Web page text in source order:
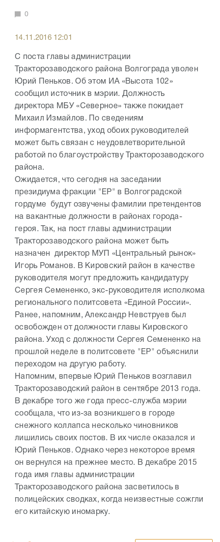
0
14.11.2016 12:01
С поста главы администрации
Тракторозаводского района Волгограда уволен
Юрий Пеньков. Об этом ИА «Высота 102»
сообщил источник в мэрии. Должность
директора МБУ «Северное» также покидает
Михаил Измайлов. По сведениям
информагентства, уход обоих руководителей
может быть связан с неудовлетворительной
работой по благоустройству Тракторозаводского
района.
Ожидается, что сегодня на заседании
президиума фракции "ЕР" в Волгоградской
гордуме будут озвучены фамилии претендентов
на вакантные должности в районах города-
героя. Так, на пост главы администрации
Тракторозаводского района может быть
назначен директор МУП «Центральный рынок»
Игорь Романов. В Кировский район в качестве
руководителя могут предложить кандидатуру
Сергея Семененко, экс-руководителя исполкома
регионального политсовета «Единой России».
Ранее, напомним, Александр Невструев был
освобожден от должности главы Кировского
района. Уход с должности Сергея Семененко на
прошлой неделе в политсовете "ЕР" объяснили
переходом на другую работу.
Напомним, впервые Юрий Пеньков возглавил
Тракторозаводский район в сентябре 2013 года.
В декабре того же года пресс-служба мэрии
сообщала, что из-за возникшего в городе
снежного коллапса несколько чиновников
лишились своих постов. В их числе оказался и
Юрий Пеньков. Однако через некоторое время
он вернулся на прежнее место. В декабре 2015
года имя главы администрации
Тракторозаводского района засветилось в
полицейских сводках, когда неизвестные сожгли
его китайскую иномарку.